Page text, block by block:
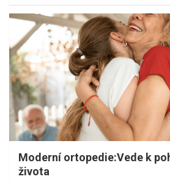
Moderní ortopedie:Vede k
života